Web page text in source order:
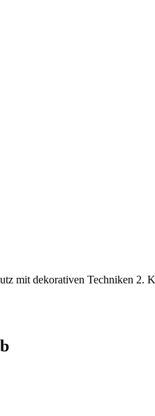
mit dekorativen Techniken